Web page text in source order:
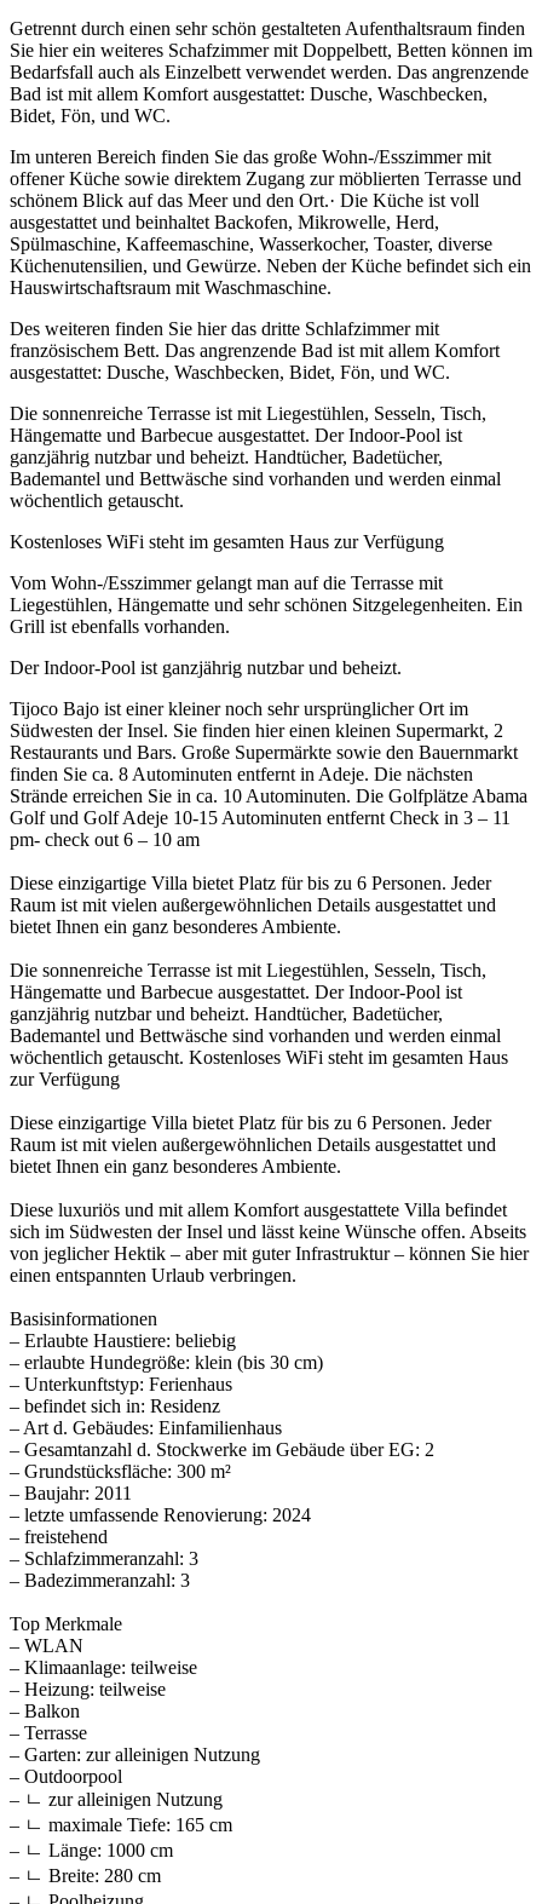
Getrennt durch einen sehr schön gestalteten Aufenthaltsraum finden
Sie hier ein weiteres Schafzimmer mit Doppelbett, Betten können im
Bedarfsfall auch als Einzelbett verwendet werden. Das angrenzende
Bad ist mit allem Komfort ausgestattet: Dusche, Waschbecken,
Bidet, Fön, und WC.
Im unteren Bereich finden Sie das große Wohn-/Esszimmer mit
offener Küche sowie direktem Zugang zur möblierten Terrasse und
schönem Blick auf das Meer und den Ort.· Die Küche ist voll
ausgestattet und beinhaltet Backofen, Mikrowelle, Herd,
Spülmaschine, Kaffeemaschine, Wasserkocher, Toaster, diverse
Küchenutensilien, und Gewürze. Neben der Küche befindet sich ein
Hauswirtschaftsraum mit Waschmaschine.
Des weiteren finden Sie hier das dritte Schlafzimmer mit
französischem Bett. Das angrenzende Bad ist mit allem Komfort
ausgestattet: Dusche, Waschbecken, Bidet, Fön, und WC.
Die sonnenreiche Terrasse ist mit Liegestühlen, Sesseln, Tisch,
Hängematte und Barbecue ausgestattet. Der Indoor-Pool ist
ganzjährig nutzbar und beheizt. Handtücher, Badetücher,
Bademantel und Bettwäsche sind vorhanden und werden einmal
wöchentlich getauscht.
Kostenloses WiFi steht im gesamten Haus zur Verfügung
Vom Wohn-/Esszimmer gelangt man auf die Terrasse mit
Liegestühlen, Hängematte und sehr schönen Sitzgelegenheiten. Ein
Grill ist ebenfalls vorhanden.
Der Indoor-Pool ist ganzjährig nutzbar und beheizt.
Tijoco Bajo ist einer kleiner noch sehr ursprünglicher Ort im
Südwesten der Insel. Sie finden hier einen kleinen Supermarkt, 2
Restaurants und Bars. Große Supermärkte sowie den Bauernmarkt
finden Sie ca. 8 Autominuten entfernt in Adeje. Die nächsten
Strände erreichen Sie in ca. 10 Autominuten. Die Golfplätze Abama
Golf und Golf Adeje 10-15 Autominuten entfernt Check in 3 – 11
pm- check out 6 – 10 am
Diese einzigartige Villa bietet Platz für bis zu 6 Personen. Jeder
Raum ist mit vielen außergewöhnlichen Details ausgestattet und
bietet Ihnen ein ganz besonderes Ambiente.
Die sonnenreiche Terrasse ist mit Liegestühlen, Sesseln, Tisch,
Hängematte und Barbecue ausgestattet. Der Indoor-Pool ist
ganzjährig nutzbar und beheizt. Handtücher, Badetücher,
Bademantel und Bettwäsche sind vorhanden und werden einmal
wöchentlich getauscht. Kostenloses WiFi steht im gesamten Haus
zur Verfügung
Diese einzigartige Villa bietet Platz für bis zu 6 Personen. Jeder
Raum ist mit vielen außergewöhnlichen Details ausgestattet und
bietet Ihnen ein ganz besonderes Ambiente.
Diese luxuriös und mit allem Komfort ausgestattete Villa befindet
sich im Südwesten der Insel und lässt keine Wünsche offen. Abseits
von jeglicher Hektik – aber mit guter Infrastruktur – können Sie hier
einen entspannten Urlaub verbringen.
Basisinformationen
– Erlaubte Haustiere: beliebig
– erlaubte Hundegröße: klein (bis 30 cm)
– Unterkunftstyp: Ferienhaus
– befindet sich in: Residenz
– Art d. Gebäudes: Einfamilienhaus
– Gesamtanzahl d. Stockwerke im Gebäude über EG: 2
– Grundstücksfläche: 300 m²
– Baujahr: 2011
– letzte umfassende Renovierung: 2024
– freistehend
– Schlafzimmeranzahl: 3
– Badezimmeranzahl: 3
Top Merkmale
– WLAN
– Klimaanlage: teilweise
– Heizung: teilweise
– Balkon
– Terrasse
– Garten: zur alleinigen Nutzung
– Outdoorpool
– ㄴ zur alleinigen Nutzung
– ㄴ maximale Tiefe: 165 cm
– ㄴ Länge: 1000 cm
– ㄴ Breite: 280 cm